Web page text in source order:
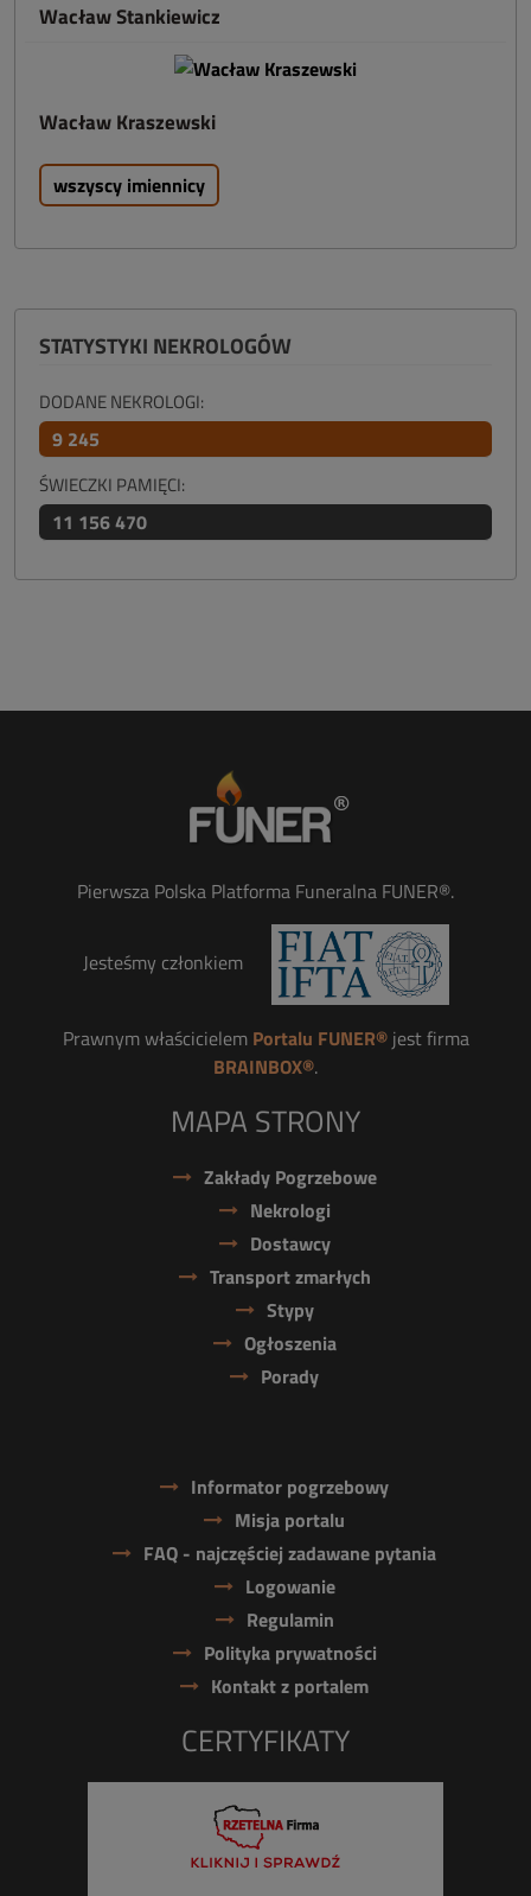
Wacław Stankiewicz
Wacław Kraszewski
wszyscy imiennicy
STATYSTYKI NEKROLOGÓW
DODANE NEKROLOGI:
9 245
ŚWIECZKI PAMIĘCI:
11 156 470
Pierwsza Polska Platforma Funeralna FUNER®.
Jesteśmy członkiem
Prawnym właścicielem Portalu FUNER®jest firma
BRAINBOX®.
MAPA STRONY
Zakłady Pogrzebowe
Nekrologi
Dostawcy
Transport zmarłych
Stypy
Ogłoszenia
Porady
Informator pogrzebowy
Misja portalu
FAQ - najczęściej zadawane pytania
Logowanie
Regulamin
Polityka prywatności
Kontakt z portalem
CERTYFIKATY